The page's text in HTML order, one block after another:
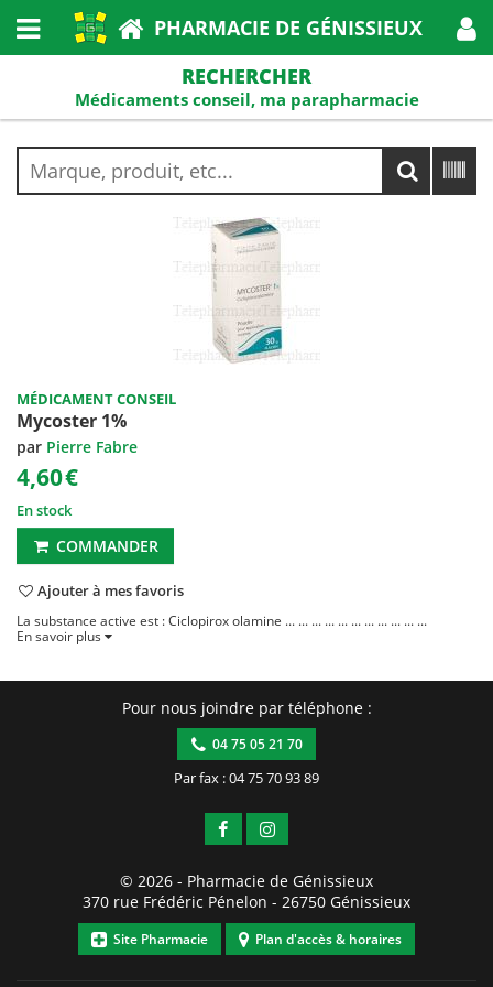
PHARMACIE DE GÉNISSIEUX
RECHERCHER
Médicaments conseil, ma parapharmacie
MÉDICAMENT CONSEIL
Mycoster 1%
par Pierre Fabre
4,60€
En stock
COMMANDER
Ajouter à mes favoris
La substance active est : Ciclopirox olamine ... ... ... ... ... ... ... ... ... ... ...
En savoir plus
Pour nous joindre par téléphone :
04 75 05 21 70
Par fax : 04 75 70 93 89
© 2026 - Pharmacie de Génissieux
370 rue Frédéric Pénelon - 26750 Génissieux
Site Pharmacie Plan d'accès & horaires